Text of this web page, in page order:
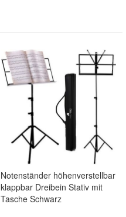
Notenständer höhenverstellbar
klappbar Dreibein Stativ mit
Tasche Schwarz